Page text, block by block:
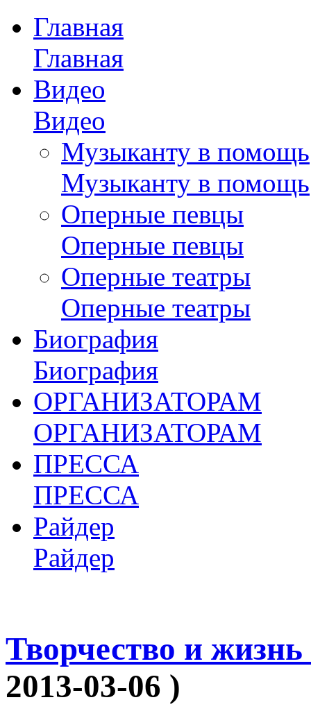
Главная
Главная
Видео
Видео
Музыканту в помощь
Музыканту в помощь
Оперные певцы
Оперные певцы
Оперные театры
Оперные театры
Биография
Биография
ОРГАНИЗАТОРАМ
ОРГАНИЗАТОРАМ
ПРЕССА
ПРЕССА
Райдер
Райдер
Творчество и
2013-03-06 )